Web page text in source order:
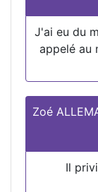
J'ai eu du
appelé au
Zoé
Il